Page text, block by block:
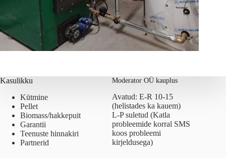
Kasulikku
Kütmine
Pellet
Biomass/hakkepuit
Garantii
Teenuste hinnakiri
Partnerid
Moderator OÜ kauplus
Avatud: E-R 10-15
(helistades ka kauem)
L-P suletud (Katla
probleemide korral SMS
koos probleemi
kirjeldusega)